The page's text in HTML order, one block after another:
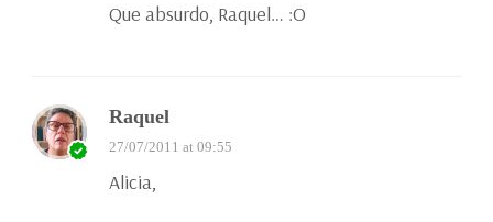
Que absurdo, Raquel… :O
Raquel
27/07/2011 at 09:55
Alicia,